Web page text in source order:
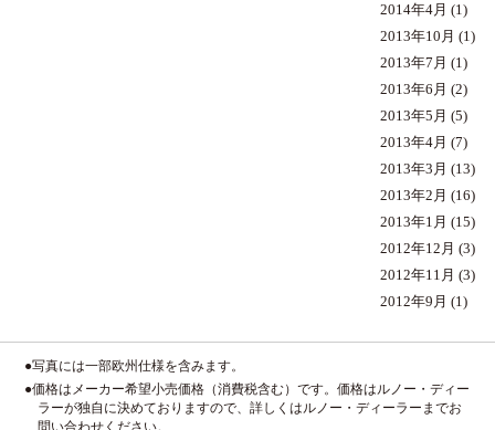
2014年4月 (1)
2013年10月 (1)
2013年7月 (1)
2013年6月 (2)
2013年5月 (5)
2013年4月 (7)
2013年3月 (13)
2013年2月 (16)
2013年1月 (15)
2012年12月 (3)
2012年11月 (3)
2012年9月 (1)
●写真には一部欧州仕様を含みます。
●価格はメーカー希望小売価格（消費税含む）です。価格はルノー・ディー
ラーが独自に決めておりますので、詳しくはルノー・ディーラーまでお
問い合わせください。